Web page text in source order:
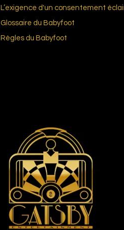
L’exigence d'un consentement
Glossaire du Babyfoot
Règles du Babyfoot